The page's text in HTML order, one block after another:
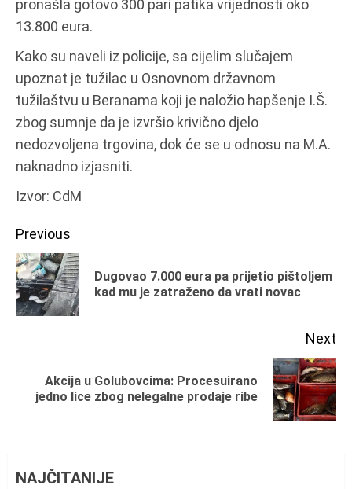
pronašla gotovo 300 pari patika vrijednosti oko
13.800 eura.
Kako su naveli iz policije, sa cijelim slučajem
upoznat je tužilac u Osnovnom državnom
tužilaštvu u Beranama koji je naložio hapšenje I.Š.
zbog sumnje da je izvršio krivično djelo
nedozvoljena trgovina, dok će se u odnosu na M.A.
naknadno izjasniti.
Izvor: CdM
Continue
Reading
Previous
Dugovao 7.000 eura pa prijetio pištoljem
kad mu je zatraženo da vrati novac
Next
Next
post:
Akcija u Golubovcima: Procesuirano
jedno lice zbog nelegalne prodaje ribe
NAJČITANIJE